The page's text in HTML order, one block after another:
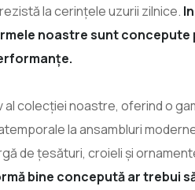
la cerințele uzurii zilnice.
noastre sunt
colecției noastre, oferind o
la ansambluri
de țesături, croieli și
bine concepută ar trebui